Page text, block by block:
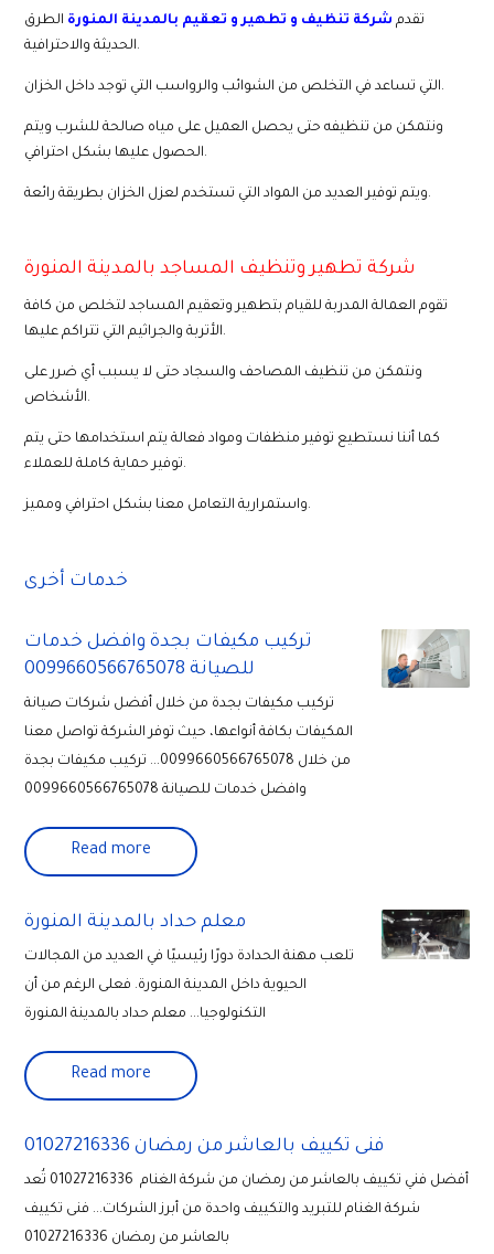
تقدم شركة تنظيف و تطهير و تعقيم بالمدينة المنورة الطرق
الحديثة والاحترافية.
التي تساعد في التخلص من الشوائب والرواسب التي توجد داخل الخزان.
ونتمكن من تنظيفه حتى يحصل العميل على مياه صالحة للشرب ويتم
الحصول عليها بشكل احترافي.
ويتم توفير العديد من المواد التي تستخدم لعزل الخزان بطريقة رائعة.
شركة تطهير وتنظيف المساجد بالمدينة المنورة
تقوم العمالة المدربة للقيام بتطهير وتعقيم المساجد لتخلص من كافة
الأتربة والجراثيم التي تتراكم عليها.
ونتمكن من تنظيف المصاحف والسجاد حتى لا يسبب أي ضرر على
الأشخاص.
كما أننا نستطيع توفير منظفات ومواد فعالة يتم استخدامها حتى يتم
توفير حماية كاملة للعملاء.
واستمرارية التعامل معنا بشكل احترافي ومميز.
خدمات أخرى
تركيب مكيفات بجدة وافضل خدمات
للصيانة 0099660566765078
تركيب مكيفات بجدة من خلال أفضل شركات صيانة
المكيفات بكافة أنواعها، حيث توفر الشركة تواصل معنا
من خلال 0099660566765078... تركيب مكيفات بجدة
وافضل خدمات للصيانة 0099660566765078
Read more
معلم حداد بالمدينة المنورة
تلعب مهنة الحدادة دورًا رئيسيًا في العديد من المجالات
الحيوية داخل المدينة المنورة. فعلى الرغم من أن
التكنولوجيا... معلم حداد بالمدينة المنورة
Read more
فنى تكييف بالعاشر من رمضان 01027216336
أفضل فني تكييف بالعاشر من رمضان من شركة الغنام 01027216336 تُعد
شركة الغنام للتبريد والتكييف واحدة من أبرز الشركات... فنى تكييف
بالعاشر من رمضان 01027216336